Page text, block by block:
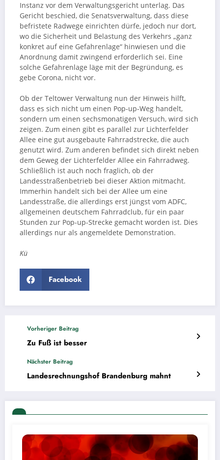
Instanz vor dem Verwaltungsgericht unterlag. Das
Gericht beschied, die Senatsverwaltung, dass diese
befristete Radwege einrichten dürfe, jedoch nur dort,
wo die Sicherheit und Belastung des Verkehrs „ganz
konkret auf eine Gefahrenlage“ hinwiesen und die
Anordnung damit zwingend erforderlich sei. Eine
solche Gefahrenlage läge mit der Begründung, es
gebe Corona, nicht vor.
Ob der Teltower Verwaltung nun der Hinweis hilft,
dass es sich nicht um einen Pop-up-Weg handelt,
sondern um einen sechsmonatigen Versuch, wird sich
zeigen. Zum einen gibt es parallel zur Lichterfelder
Allee eine gut ausgebaute Fahrradstrecke, die auch
genutzt wird. Zum anderen befindet sich direkt neben
dem Geweg der Lichterfelder Allee ein Fahrradweg.
Schließlich ist auch noch fraglich, ob der
Landesstraßenbetrieb bei dieser Aktion mitmacht.
Immerhin handelt sich bei der Allee um eine
Landesstraße, die allerdings erst jüngst vom ADFC,
allgemeinen deutschem Fahrradclub, für ein paar
Stunden zur Pop-up-Strecke gemacht worden ist. Dies
allerdings nur als angemeldete Demonstration.
Kü
Facebook
Vorheriger Beitrag
Zu Fuß ist besser
Nächster Beitrag
Landesrechnungshof Brandenburg mahnt